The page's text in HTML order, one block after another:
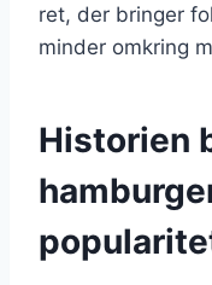
ret, der bringer
minder omkring
Historien